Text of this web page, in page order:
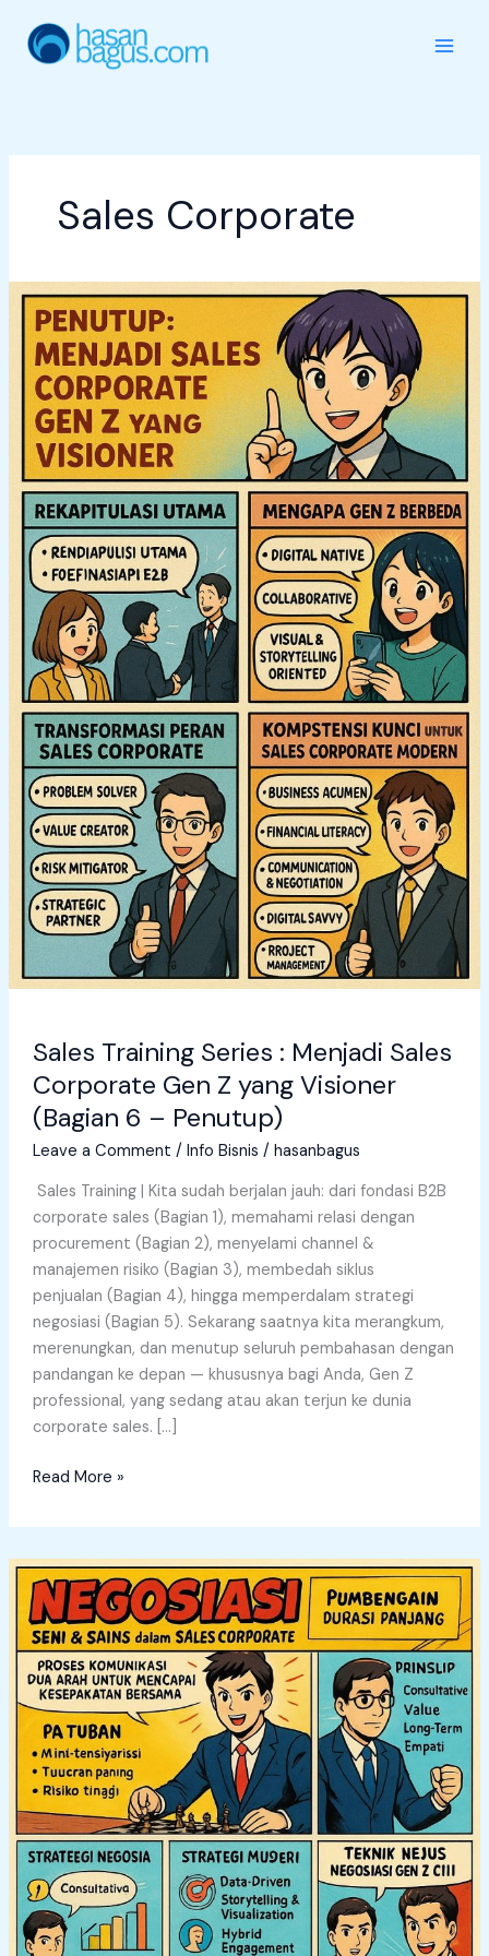
content
Sales Corporate
Sales Training Series : Menjadi Sales
Corporate Gen Z yang Visioner
(Bagian 6 – Penutup)
Leave a Comment / Info Bisnis / hasanbagus
Sales Training | Kita sudah berjalan jauh: dari fondasi B2B
corporate sales (Bagian 1), memahami relasi dengan
procurement (Bagian 2), menyelami channel &
manajemen risiko (Bagian 3), membedah siklus
penjualan (Bagian 4), hingga memperdalam strategi
negosiasi (Bagian 5). Sekarang saatnya kita merangkum,
merenungkan, dan menutup seluruh pembahasan dengan
pandangan ke depan — khususnya bagi Anda, Gen Z
professional, yang sedang atau akan terjun ke dunia
corporate sales. […]
Sales
Training
Series
:
Menjadi
Sales
Corporate
Gen
Z
yang
Visioner
(Bagian
–
Penutup)
Read More »
Sales
Training
Series
:
Negosiasi
dalam
Sales
Corporate
(Bagian
5)